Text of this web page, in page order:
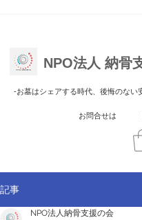
NPO法人 納骨
​-お墓はシェアする時代、後悔のない
お問合せは
記事
NPO法人納骨支援の会